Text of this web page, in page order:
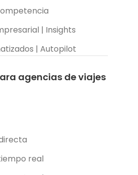
| Insights
| Autopilot
agencias de viajes
real